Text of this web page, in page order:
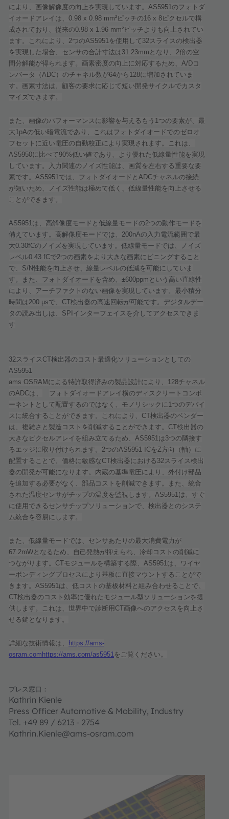
により、画像解像度の向上を実現しています。 AS5951のフォトダ
イオードアレイは、 0.98 x 0.98 mm²ピッチの16 x 8ピクセルで構
成されており、従来の0.98 x 1.96 mm²ピッチよりも向上されてい
ます。これにより、 2つのAS5951を使用して 32スライスの検出器
を実現した場合、センサの合計寸法は31.23mm となり、 2倍の空
間分解能が得られます。画素密度の向上に対応するため、 A/Dコ
ンバータ（ADC）のチャネル数が64から 128に増加されていま
す。画素寸法は、顧客の要求に応じて短い開発サイクルでカスタ
マイズできます。
また、画像のパフォーマンスに影響を与えるもう 1つの要素が、最
大1pAの低い暗電流であり、これはフォトダイオードでのゼロオ
フセットに近い電圧の自動校正により実現されます。これは、
AS5950に比べて 90%低い値であり、より優れた低線量性能を実現
しています。入力関連のノイズ性能は、画質を左右する重要な要
素です。 AS5951では、フォトダイオードと ADCチャネルの接続
が短いため、ノイズ性能は極めて低く、低線量性能を向上させる
ことができます。
AS5951は、高解像度モードと低線量モードの2つの動作モードを
備えています。高解像度モードでは、 200nAの入力電流範囲で最
大0.30fCのノイズを実現しています。低線量モードでは、ノイズ
レベル0.43 fCで2つの画素をより大きな画素にビニングすること
で、 S/N性能を向上させ、線量レベルの低減を可能にしていま
す。また、フォトダイオードを含め、 ±600ppm という高い直線性
により、アーチファクトのない画像を実現しています。最小積分
時間は200 µsで、 CT検出器の高速回転が可能です。デジタルデー
タの読み出しは、 SPI インターフェイスを介してアクセスできま
す
32スライス CT検出器のコスト最適化ソリューションとしての
AS5951
ams OSRAM による特許取得済みの製品設計により、 128チャネル
のADCは、
フォトダイオードアレイ横のディスクリートコンポ
ーネントとして配置するのではなく、モノリシックに1つのデバイ
スに統合することができます。これにより、 CT検出器のベンダー
は、複雑さと製造コストを削減することができます。 CT検出器の
大きなピクセルアレイを組み立てるため、 AS5951は3つの隣接す
るエッジに取り付けられます。 2つのAS5951 ICをZ方向（軸）に
配置することで、価格に敏感なCT検出器における 32スライス検出
器の開発が可能になります。内蔵の基準電圧により、外付け部品
を追加する必要がなく、部品コストを削減できます。また、統合
された温度センサがチップの温度を監視します。 AS5951は、すぐ
に使用できるセンサチップソリューションで、検出器とのシステ
ム統合を容易にします。
また、低線量モードでは、センサあたりの最大消費電力が
67.2mWとなるため、自己発熱が抑えられ、冷却コストの削減に
つながります。 CTモジュールを構築する際、 AS5951は、ワイヤ
ーボンディングプロセスにより基板に直接マウントすることがで
きます。 AS5951は、低コストの基板材料と組み合わせることで、
CT検出器のコスト効率に優れたモジュール型ソリューションを提
供します。これは、世界中で診断用 CT画像へのアクセスを向上さ
せる鍵となります。
詳細な技術情報は、
https://ams-
osram.comhttps://ams.com/as5951をご覧ください。
プレス窓口：
Kathrin Kienle
Press Officer Automotive & Mobility, Industry
Tel. +49 89 / 6213 - 2754
Kathrin.Kienle@ams-osram.com